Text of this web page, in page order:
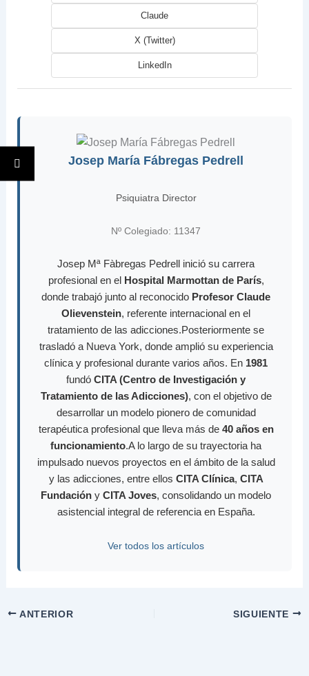
Claude
X (Twitter)
LinkedIn
Josep María Fábregas Pedrell
Psiquiatra Director
Nº Colegiado: 11347
Josep Mª Fàbregas Pedrell inició su carrera
profesional en el Hospital Marmottan de París,
donde trabajó junto al reconocido Profesor Claude
Olievenstein, referente internacional en el
tratamiento de las adicciones.Posteriormente se
trasladó a Nueva York, donde amplió su experiencia
clínica y profesional durante varios años. En 1981
fundó CITA (Centro de Investigación y
Tratamiento de las Adicciones), con el objetivo de
desarrollar un modelo pionero de comunidad
terapéutica profesional que lleva más de 40 años en
funcionamiento.A lo largo de su trayectoria ha
impulsado nuevos proyectos en el ámbito de la salud
y las adicciones, entre ellos CITA Clínica, CITA
Fundación y CITA Joves, consolidando un modelo
asistencial integral de referencia en España.
Ver todos los artículos
ANTERIOR SIGUIENTE